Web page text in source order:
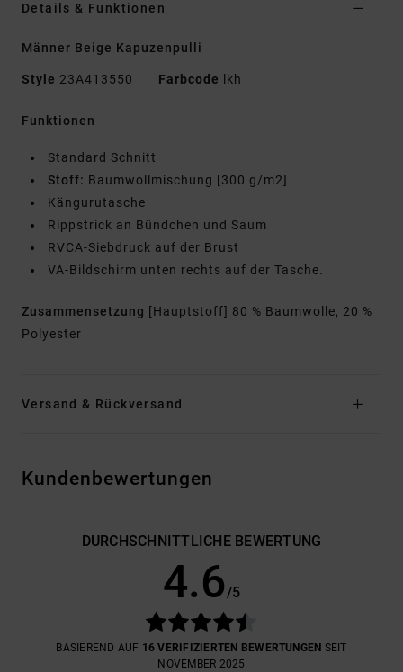
Details & Funktionen
Männer Beige Kapuzenpulli
Style 23A413550 Farbcode lkh
Funktionen
Standard Schnitt
Stoff: Baumwollmischung [300 g/m2]
Kängurutasche
Rippstrick an Bündchen und Saum
RVCA-Siebdruck auf der Brust
VA-Bildschirm unten rechts auf der Tasche.
Zusammensetzung [Hauptstoff] 80 % Baumwolle, 20 %
Polyester
Versand & Rückversand
Kundenbewertungen
DURCHSCHNITTLICHE BEWERTUNG
4.6/5
BASIEREND AUF 16 VERIFIZIERTEN BEWERTUNGEN SEIT
NOVEMBER 2025